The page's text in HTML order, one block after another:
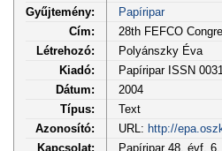
Gyűjtemény:
Papíripar
Cím:
28th FEFCO
Létrehozó:
Polyánszky Éva
Kiadó:
Papíripar ISSN
Dátum:
2004
Típus:
Text
Azonosító:
URL: http://
Kapcsolat:
Papíripar 48. évf.